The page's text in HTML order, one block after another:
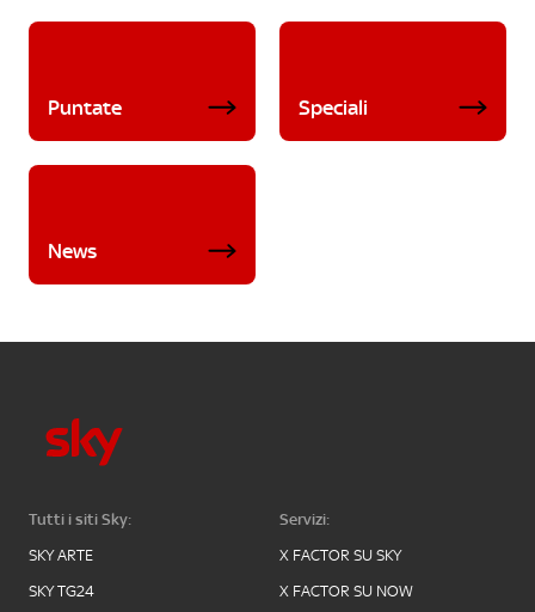
Puntate Speciali
News
Tutti i siti Sky:
SKY ARTE
SKY TG24
Servizi:
X FACTOR SU SKY
X FACTOR SU NOW